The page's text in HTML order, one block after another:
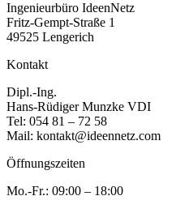
Ingenieurbüro IdeenNetz
Fritz-Gempt-Straße 1
49525 Lengerich
Kontakt
Dipl.-Ing.
Hans-Rüdiger Munzke VDI
Tel: 054 81 – 72 58
Mail: kontakt@ideennetz.com
Öffnungszeiten
Mo.-Fr.: 09:00 – 18:00